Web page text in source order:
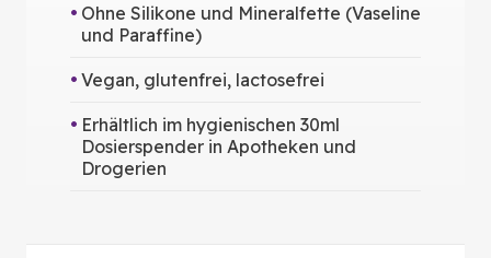
Ohne Silikone und Mineralfette (Vaseline
und Paraffine)
Vegan, glutenfrei, lactosefrei
Erhältlich im hygienischen 30ml
Dosierspender in Apotheken und
Drogerien